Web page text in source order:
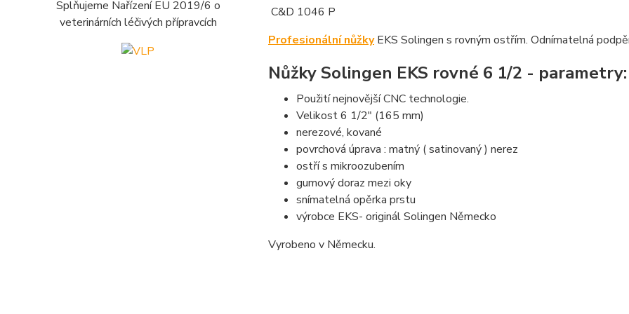
Splňujeme Nařízení EU 2019/6 o
veterinárních léčivých přípravcích
C&D 1046 P
Profesionální nůžkyEKS Solingen s rovným ostřím. Odnímatelná
Nůžky Solingen EKS rovné 6 1/2 - parametry:
Použití nejnovější CNC technologie.
Velikost 6 1/2" (165 mm)
nerezové, kované
povrchová úprava : matný ( satinovaný ) nerez
ostří s mikroozubením
gumový doraz mezi oky
snímatelná opěrka prstu
výrobce EKS- originál Solingen Německo
Vyrobeno v Německu.